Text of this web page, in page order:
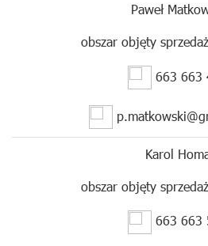
Paweł
obszar objęty
663 663
Karol
obszar objęty
663 663